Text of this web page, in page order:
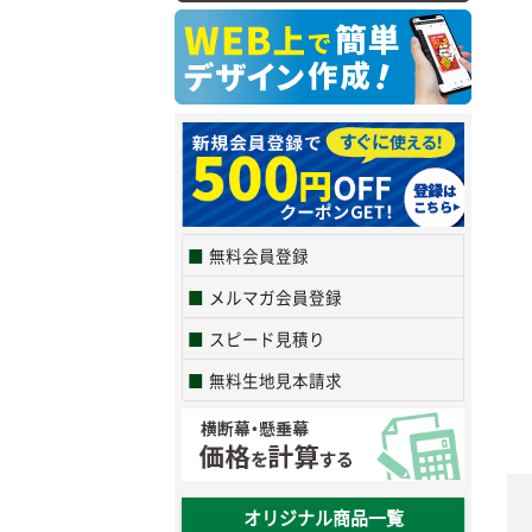
無料会員登録
メルマガ会員登録
スピード見積り
無料生地見本請求
オリジナル商品一覧